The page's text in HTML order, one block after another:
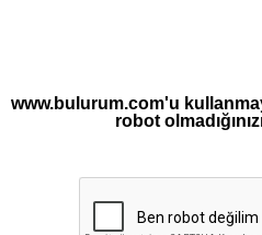
www.bulurum.com'u
robot